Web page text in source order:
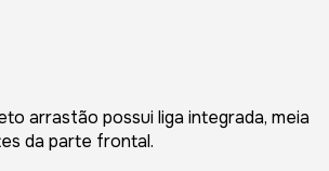
arrastão possui liga integrada, meia
da parte frontal.